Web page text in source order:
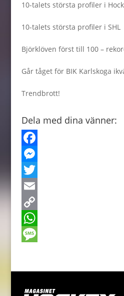
10-talets största profiler i
10-talets största profiler i SHL
Björklöven först till 100 –
Går tåget för BIK Karlskoga
Trendbrott!
Dela med dina vänner:
F
a
c
e
b
o
M
e
s
s
e
T
w
t
E
m
a
C
o
W